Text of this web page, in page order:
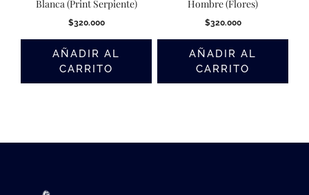
Blanca (Print Serpiente)
$320.000
AÑADIR AL
CARRITO
Hombre (Flores)
$320.000
AÑADIR AL
CARRITO